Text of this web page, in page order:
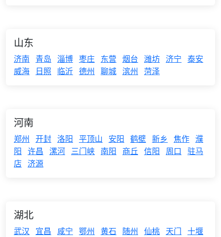
山东
济南 青岛 淄博 枣庄 东营 烟台 潍坊 济宁 泰安
威海
日照 临沂 德州 聊城 滨州 菏泽
河南
郑州 开封 洛阳 平顶山 安阳 鹤壁 新乡 焦作 濮
阳 许昌 漯河 三门峡 南阳 商丘 信阳 周口
驻马
店 济源
湖北
武汉 宜昌 咸宁 鄂州 黄石 随州 仙桃 天门 十堰